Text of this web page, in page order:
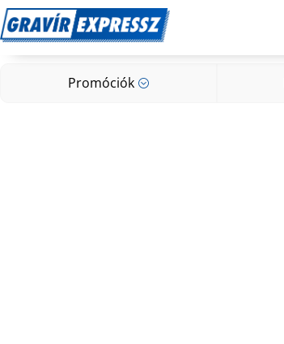
Promóciók ;
Promóciók;